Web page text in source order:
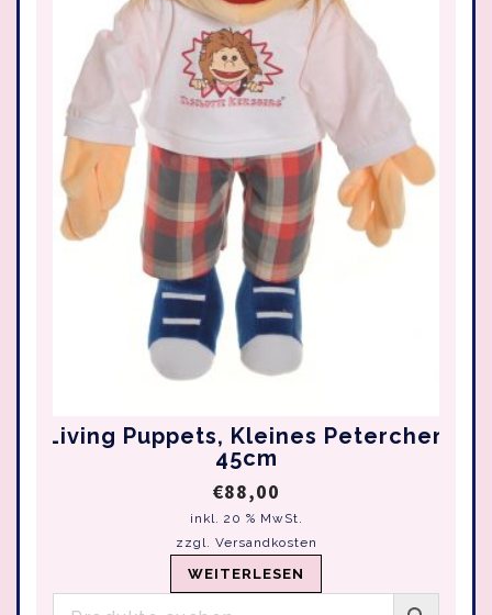
Living Puppets, Kleines Peterchen
45cm
€88,00
inkl. 20 % MwSt.
zzgl. Versandkosten
WEITERLESEN